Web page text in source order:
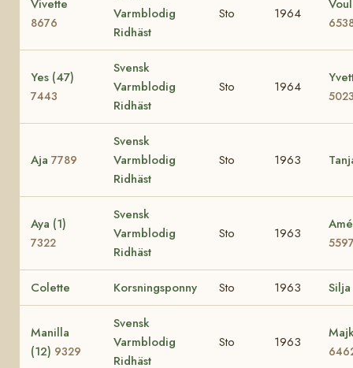
Vivette
8676
Varmblodig
Ridhäst
Sto 1964
Yes (47)
7443
Svensk
Varmblodig
Ridhäst
Sto 1964
Aja 7789
Svensk
Varmblodig
Ridhäst
Sto 1963
Aya (1)
7322
Svensk
Varmblodig
Ridhäst
Sto 1963
Colette Korsningsponny Sto 1963 Silja
Manilla
(12) 9329
Svensk
Varmblodig
Ridhäst
Sto 1963